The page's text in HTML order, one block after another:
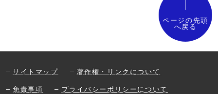
ページの先頭
へ戻る
サイトマップ 著作権・リンクについて
免責事項 プライバシーポリシーについて